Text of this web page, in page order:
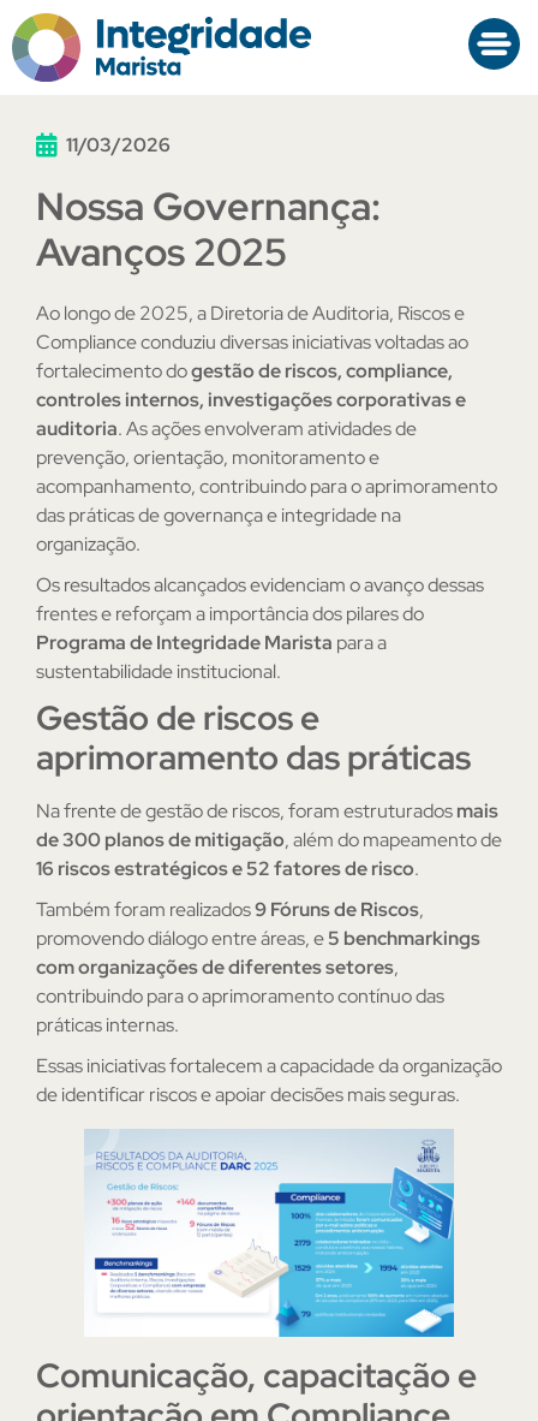
11/03/2026
Nossa Governança:
Avanços 2025
Ao longo de 2025, a Diretoria de Auditoria, Riscos e
Compliance conduziu diversas iniciativas voltadas ao
fortalecimento dogestão de riscos, compliance,
controles internos, investigações corporativas e
auditoria. As ações envolveram atividades de
prevenção, orientação, monitoramento e
acompanhamento, contribuindo para o aprimoramento
das práticas de governança e integridade na
organização.
Os resultados alcançados evidenciam o avanço dessas
frentes e reforçam a importância dos pilares do
Programa de Integridade Marista para a
sustentabilidade institucional.
Gestão de riscos e
aprimoramento das práticas
Na frente de gestão de riscos, foram estruturadosmais
de 300 planos de mitigação, além do mapeamento de
16 riscos estratégicos e 52 fatores de risco.
Também foram realizados9 Fóruns de Riscos,
promovendo diálogo entre áreas, e5 benchmarkings
com organizações de diferentes setores,
contribuindo para o aprimoramento contínuo das
práticas internas.
Essas iniciativas fortalecem a capacidade da organização
de identificar riscos e apoiar decisões mais seguras.
Comunicação, capacitação e